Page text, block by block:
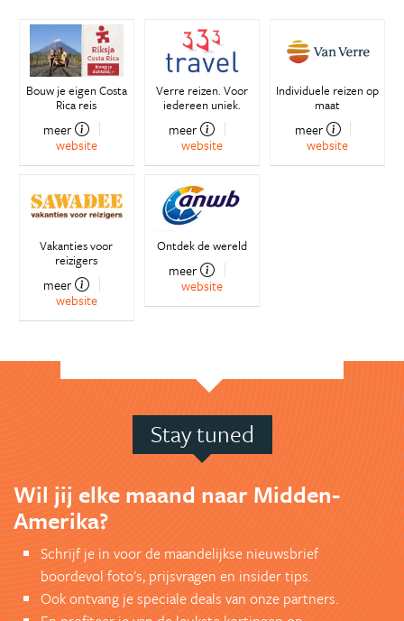
Bouw je eigen Costa
Rica reis
meer
website
Verre reizen. Voor
iedereen uniek.
meer
website
Individuele reizen op
maat
meer
website
Vakanties voor
reizigers
meer
website
Ontdek de wereld
meer
website
Stay tuned
Wil jij elke maand naar Midden-
Amerika?
Schrijf je in voor de maandelijkse nieuwsbrief
boordevol foto's, prijsvragen en insider tips.
Ook ontvang je speciale deals van onze partners.